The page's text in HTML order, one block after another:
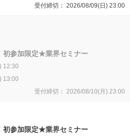
受付締切： 2026/08/09(日) 23:00
初参加限定★業界セミナー
12:30
13:00
受付締切： 2026/08/10(月) 23:00
初参加限定★業界セミナー